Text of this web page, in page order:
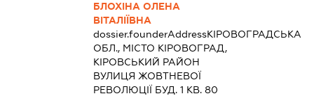
БЛОХІНА ОЛЕНА
ВІТАЛІЇВНА
dossier.founderAddressКІРОВОГРАДСЬКА
ОБЛ., МІСТО КІРОВОГРАД,
КІРОВСЬКИЙ РАЙОН
ВУЛИЦЯ ЖОВТНЕВОЇ
РЕВОЛЮЦІЇ БУД. 1 КВ. 80